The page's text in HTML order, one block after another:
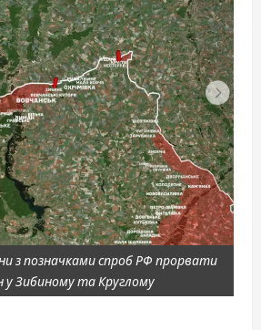
з позначками спроб РФ прорвати
у Зибиному та Круглому